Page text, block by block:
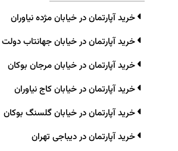
خرید آپارتمان در خیابان مژده نیاوران
خرید آپارتمان در خیابان جهانتاب دولت
خرید آپارتمان در خیابان مرجان بوکان
خرید آپارتمان در خیابان کاج نیاوران
خرید آپارتمان در خیابان گلسنگ بوکان
خرید آپارتمان در دیباجی تهران